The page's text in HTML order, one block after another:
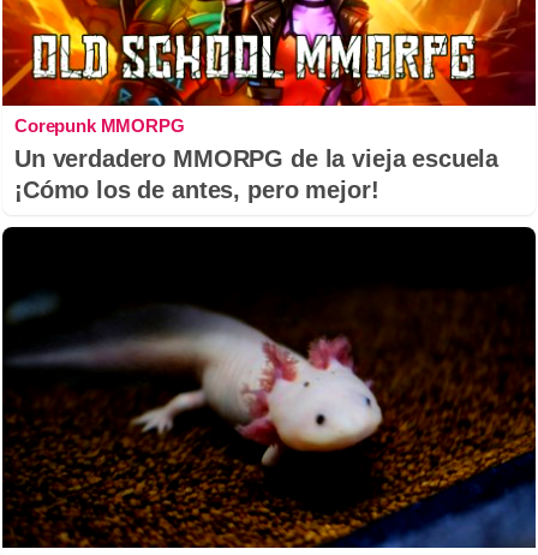
Corepunk MMORPG
Un verdadero MMORPG de la vieja escuela
¡Cómo los de antes, pero mejor!